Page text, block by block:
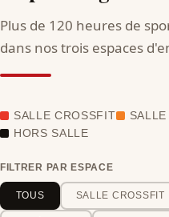
Plus de 120 heures de
dans nos trois espaces
SALLE CROSSFIT
HORS SALLE
FILTRER PAR ESPACE
TOUS SALLE CROSSFIT